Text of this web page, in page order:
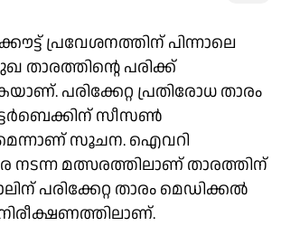
പ്രവേശനത്തിന് പിന്നാലെ
താരത്തിൻ്റെ പരിക്ക്
പരിക്കേറ്റ പ്രതിരോധ താരം
സീസൺ
സൂചന. ഐവറി
നടന്ന മത്സരത്തിലാണ് താരത്തിന്
പരിക്കേറ്റ താരം മെഡിക്കൽ